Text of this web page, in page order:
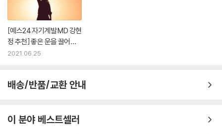
[예스24 자기계발 MD 강현
정 추천] 좋은 운을 끌어당
기는 법
2021.06.25.
배송/반품/교환 안내
이 분야 베스트셀러